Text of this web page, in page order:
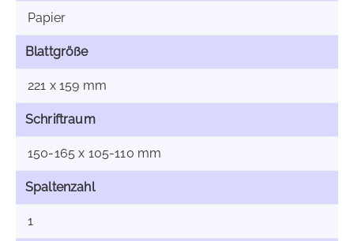
Papier
Blattgröße
221 x 159 mm
Schriftraum
150-165 x 105-110 mm
Spaltenzahl
1